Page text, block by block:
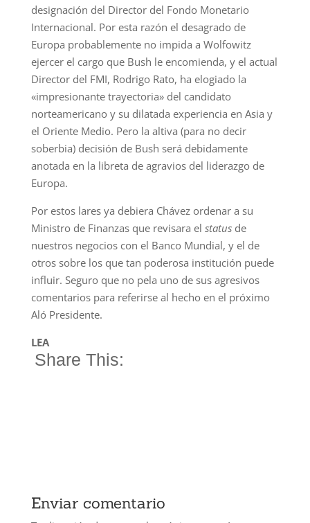
designación del Director del Fondo Monetario
Internacional. Por esta razón el desagrado de
Europa probablemente no impida a Wolfowitz
ejercer el cargo que Bush le encomienda, y el actual
Director del FMI, Rodrigo Rato, ha elogiado la
«impresionante trayectoria» del candidato
norteamericano y su dilatada experiencia en Asia y
el Oriente Medio. Pero la altiva (para no decir
soberbia) decisión de Bush será debidamente
anotada en la libreta de agravios del liderazgo de
Europa.
Por estos lares ya debiera Chávez ordenar a su
Ministro de Finanzas que revisara el statusde
nuestros negocios con el Banco Mundial, y el de
otros sobre los que tan poderosa institución puede
influir. Seguro que no pela uno de sus agresivos
comentarios para referirse al hecho en el próximo
Aló Presidente.
LEA
Share This:
Enviar comentario